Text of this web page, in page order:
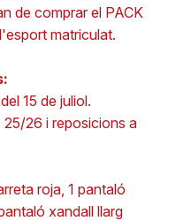
de comprar el PACK
matriculat.
15 de juliol.
26 i reposicions a
roja, 1 pantaló
xandall llarg